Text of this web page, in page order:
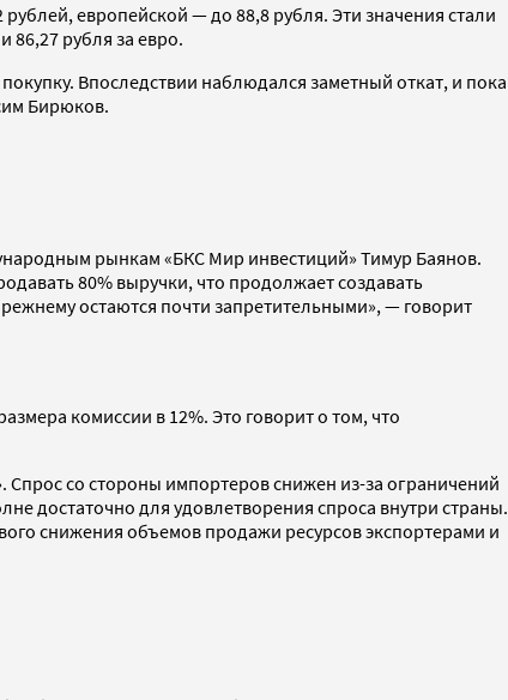
европейской — до 88,8 рубля. Эти значения стали
86,27 рубля за евро.
Впоследствии наблюдался заметный откат, и пока
Бирюков.
рынкам «БКС Мир инвестиций» Тимур Баянов.
80% выручки, что продолжает создавать
остаются почти запретительными», — говорит
комиссии в 12%. Это говорит о том, что
со стороны импортеров снижен из-за ограничений
достаточно для удовлетворения спроса внутри страны.
снижения объемов продажи ресурсов экспортерами и